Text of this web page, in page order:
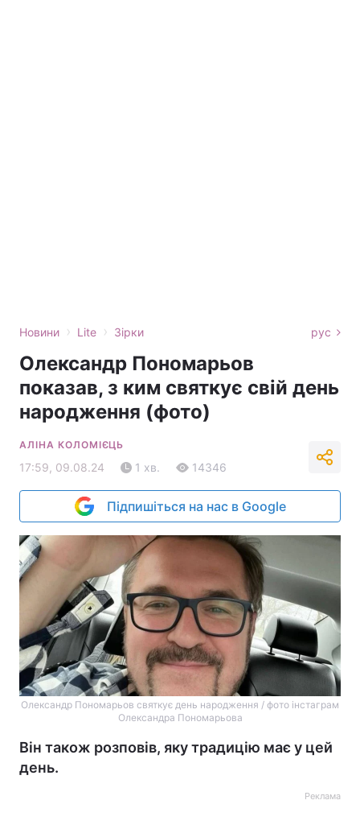
Новини › Lite › Зірки рус
Олександр Пономарьов
показав, з ким святкує свій день
народження (фото)
АЛІНА КОЛОМІЄЦЬ
17:59, 09.08.24 1 хв. 14346
Підпишіться на нас в Google
Олександр Пономарьов святкує день народження / фото інстаграм
Олександра Пономарьова
Він також розповів, яку традицію має у цей
день.
Реклама